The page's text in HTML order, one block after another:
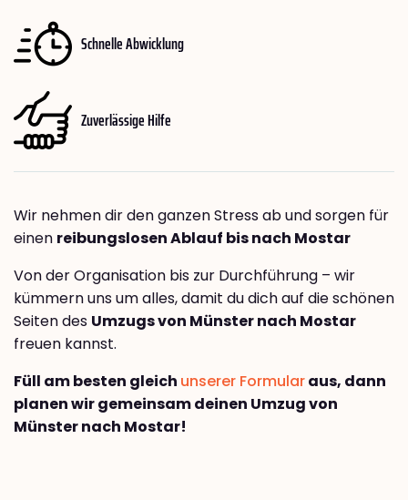
Schnelle Abwicklung
Zuverlässige Hilfe
Wir nehmen dir den ganzen Stress ab und sorgen für
einen reibungslosen Ablauf bis nach Mostar
Von der Organisation bis zur Durchführung – wir
kümmern uns um alles, damit du dich auf die schönen
Seiten des Umzugs von Münster nach Mostar
freuen kannst.
Füll am besten gleich unserer Formularaus, dann
planen wir gemeinsam deinen Umzug von
Münster nach Mostar!